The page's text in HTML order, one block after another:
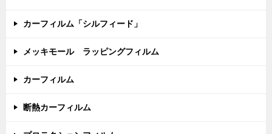
カーフィルム「シルフィード」
メッキモール ラッピングフィルム
カーフィルム
断熱カーフィルム